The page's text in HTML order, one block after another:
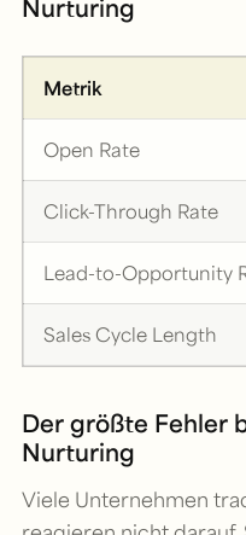
Nurturing
Metrik
Open Rate
Click-Through Rate
Lead-to-Opportunity
Sales Cycle Length
Der größte Fehler
Nurturing
Viele Unternehmen